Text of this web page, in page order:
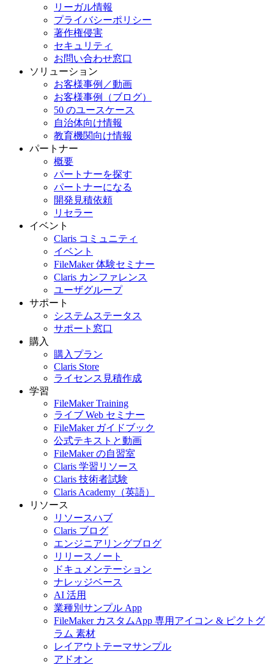
リーガル情報
プライバシーポリシー
著作権侵害
セキュリティ
お問い合わせ窓口
ソリューション
お客様事例／動画
お客様事例（ブログ）
50 のユースケース
自治体向け情報
教育機関向け情報
パートナー
概要
パートナーを探す
パートナーになる
開発見積依頼
リセラー
イベント
Claris コミュニティ
イベント
FileMaker 体験セミナー
Claris カンファレンス
ユーザグループ
サポート
システムステータス
サポート窓口
購入
購入プラン
Claris Store
ライセンス見積作成
学習
FileMaker Training
ライブ Web セミナー
FileMaker ガイドブック
公式テキストと動画
FileMaker の自習室
Claris 学習リソース
Claris 技術者試験
Claris Academy（英語）
リソース
リソースハブ
Claris ブログ
エンジニアリングブログ
リリースノート
ドキュメンテーション
ナレッジベース
AI 活用
業種別サンプル App
FileMaker カスタムApp 専用アイコン & ピクトグ
ラム 素材
レイアウトテーマサンプル
アドオン